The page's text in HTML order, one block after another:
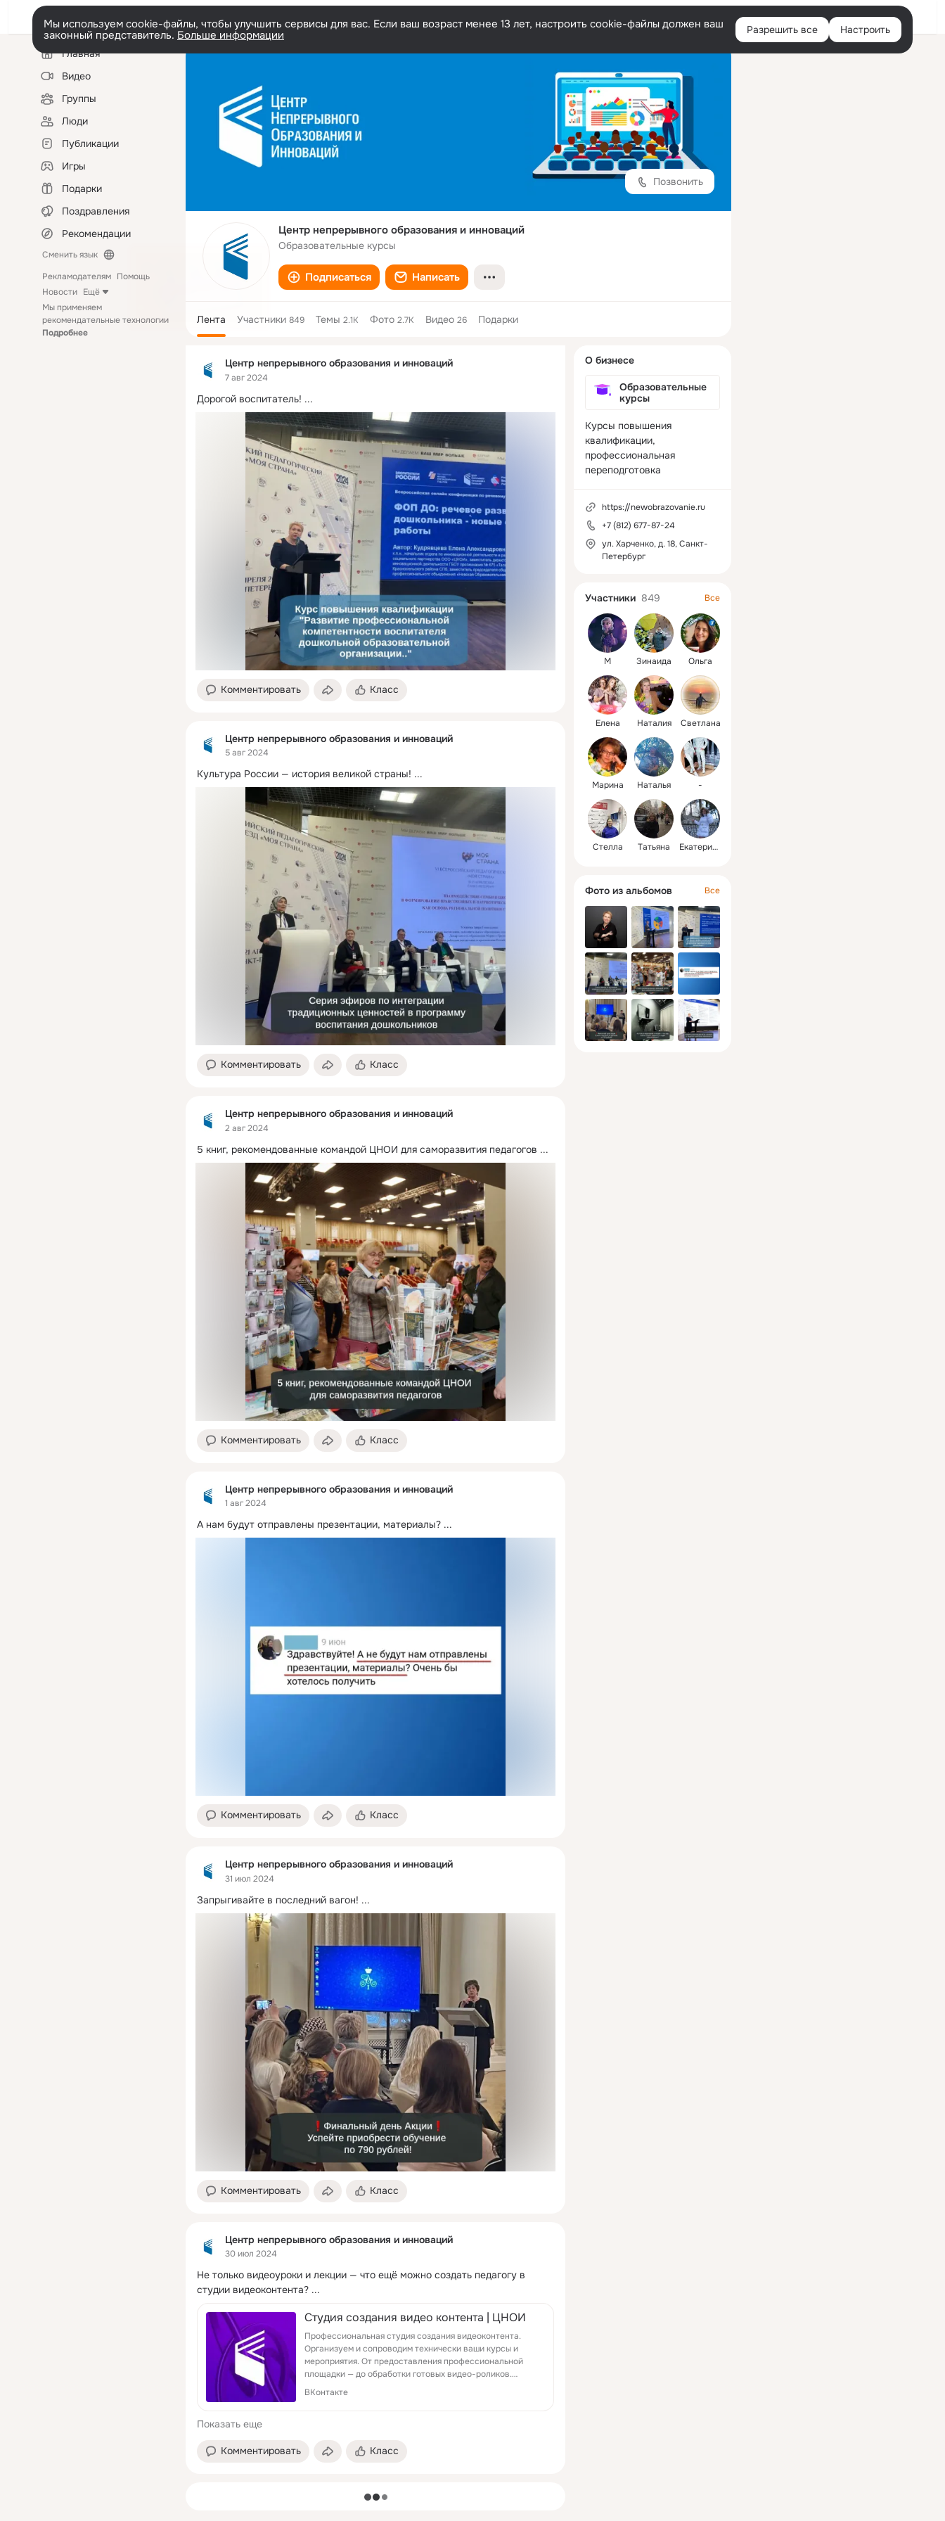
Войти
Мы используем cookie-файлы, чтобы улучшить сервисы для вас. Если ваш возраст менее 13 лет, настроить cookie-файлы должен ваш
законный представитель. Больше информации Разрешить все Настроить
Левая
колонкаГлавная
Видео
Группы
Люди
Публикации
Игры
Подарки
Поздравления
Рекомендации
Сменить язык
Рекламодателям Помощь
Новости Ещё
Мы применяем
рекомендательные технологии
Подробнее
Позвонить
Центр непрерывного образования и инноваций
Образовательные курсы
Подписаться Написать
Лента Участники 849 Темы 2.1K Фото 2.7K Видео 26 Подарки
Центр непрерывного образования и инноваций
7 авг 2024
Дорогой воспитатель! ...
Комментировать Класс
Центр непрерывного образования и инноваций
5 авг 2024
Культура России — история великой страны! ...
Комментировать Класс
Центр непрерывного образования и инноваций
2 авг 2024
5 книг, рекомендованные командой ЦНОИ для саморазвития педагогов ...
Комментировать Класс
Центр непрерывного образования и инноваций
1 авг 2024
А нам будут отправлены презентации, материалы? ...
Комментировать Класс
Центр непрерывного образования и инноваций
31 июл 2024
Запрыгивайте в последний вагон! ...
Комментировать Класс
Центр непрерывного образования и инноваций
30 июл 2024
Не только видеоуроки и лекции — что ещё можно создать педагогу в
студии видеоконтента? ...
Студия создания видео контента | ЦНОИ
Профессиональная студия создания видеоконтента.
Организуем и сопроводим технически ваши курсы и
мероприятия. От предоставления профессиональной
площадки — до обработки готовых видео-роликов.
Организация вебинаров и...
ВКонтакте
Показать еще
Комментировать Класс
колонка
О бизнесе
Образовательные
курсы
Курсы повышения
квалификации,
профессиональная
переподготовка
https://newobrazovanie.ru
+7 (812) 677-87-24
ул. Харченко, д. 18, Санкт-
Петербург
Участники 849 Все
М Зинаида Ольга
Елена Наталия Светлана
Марина Наталья -
Стелла Tатьяна Екатерина
Фото из альбомов Все